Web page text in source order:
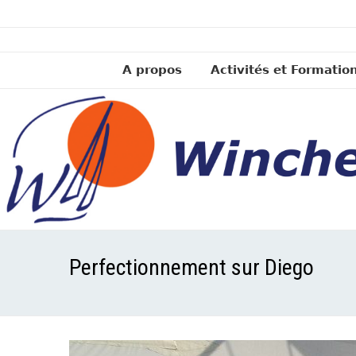
A propos Activités et
Perfectionnement sur Diego